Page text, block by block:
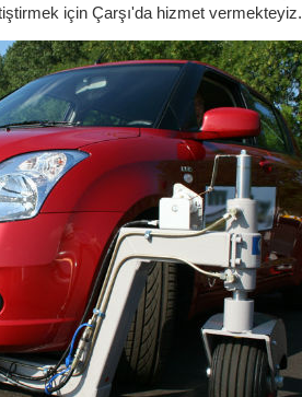
için Çarşı'da hizmet vermekteyiz.